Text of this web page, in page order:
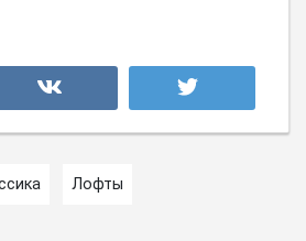
Лофты